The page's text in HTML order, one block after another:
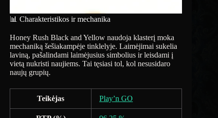
📊 Charakteristikos ir mechanika
Honey Rush Black and Yellow naudoja klasterį moka
mechaniką šešiakampėje tinklelyje. Laimėjimai sukelia
laviną, pašalindami laimėjusius simbolius ir leisdami į
vietą nukristi naujiems. Tai tęsiasi tol, kol nesusidaro
naujų grupių.
Teikėjas Play’n GO